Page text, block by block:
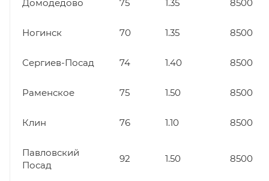
Домодедово 75 1.35 8500
Ногинск 70 1.35 8500
Сергиев-Посад 74 1.40 8500
Раменское 75 1.50 8500
Клин 76 1.10 8500
Павловский
Посад
92 1.50 8500